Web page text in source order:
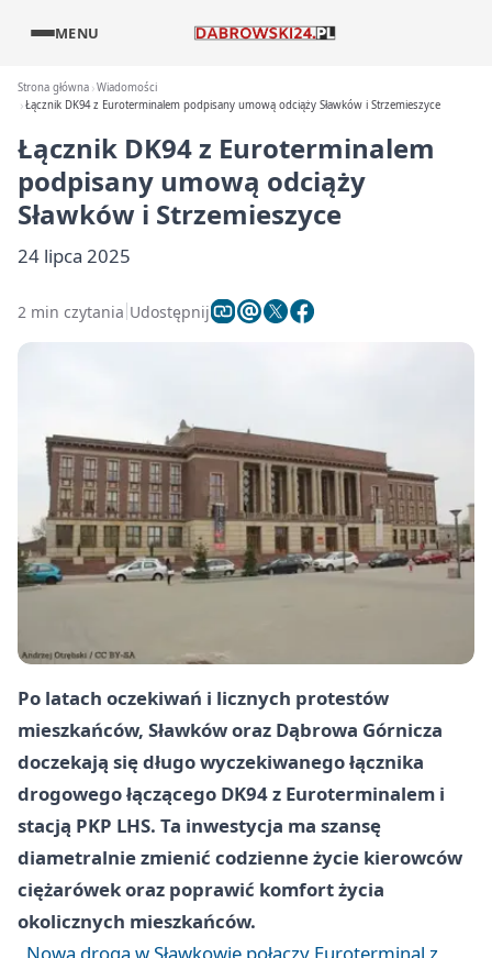
MENU
Strona główna Wiadomości
Łącznik DK94 z Euroterminalem podpisany umową odciąży Sławków i Strzemieszyce
Łącznik DK94 z Euroterminalem
podpisany umową odciąży
Sławków i Strzemieszyce
24 lipca 2025
2 min czytania Udostępnij
Po latach oczekiwań i licznych protestów
mieszkańców, Sławków oraz Dąbrowa Górnicza
doczekają się długo wyczekiwanego łącznika
drogowego łączącego DK94 z Euroterminalem i
stacją PKP LHS. Ta inwestycja ma szansę
diametralnie zmienić codzienne życie kierowców
ciężarówek oraz poprawić komfort życia
okolicznych mieszkańców.